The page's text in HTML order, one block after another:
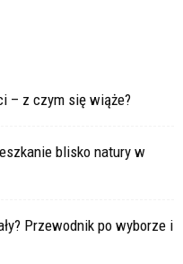
– z czym się wiąże?
blisko natury w
Przewodnik po wyborze i